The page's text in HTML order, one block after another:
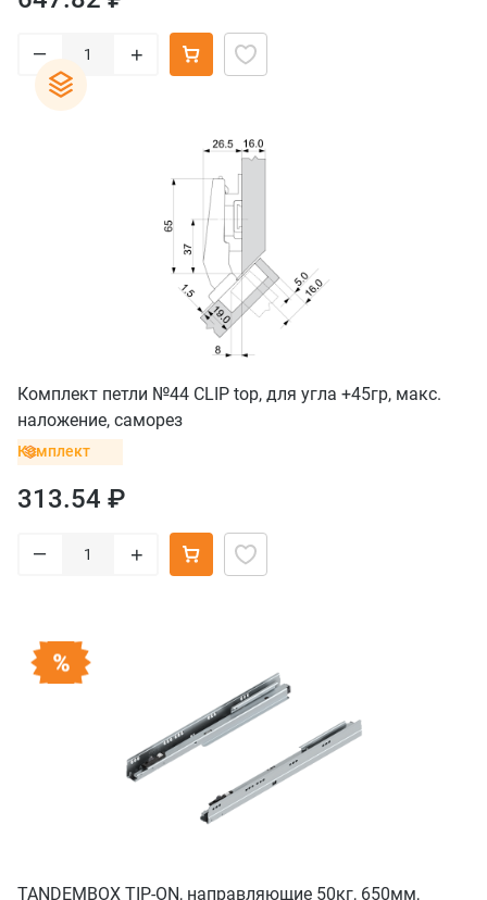
– +
Комплект петли №44 CLIP top, для угла +45гр, макс.
наложение, саморез
Комплект
313.54 ₽
– +
TANDEMBOX TIP-ON, направляющие 50кг, 650мм,